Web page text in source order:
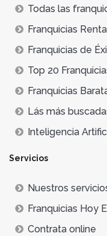
Todas las
Franquicias
Franquicias de
Top 20
Franquicias
Lás más
Inteligencia
Servicios
Nuestros
Franquicias Hoy
Contrata online